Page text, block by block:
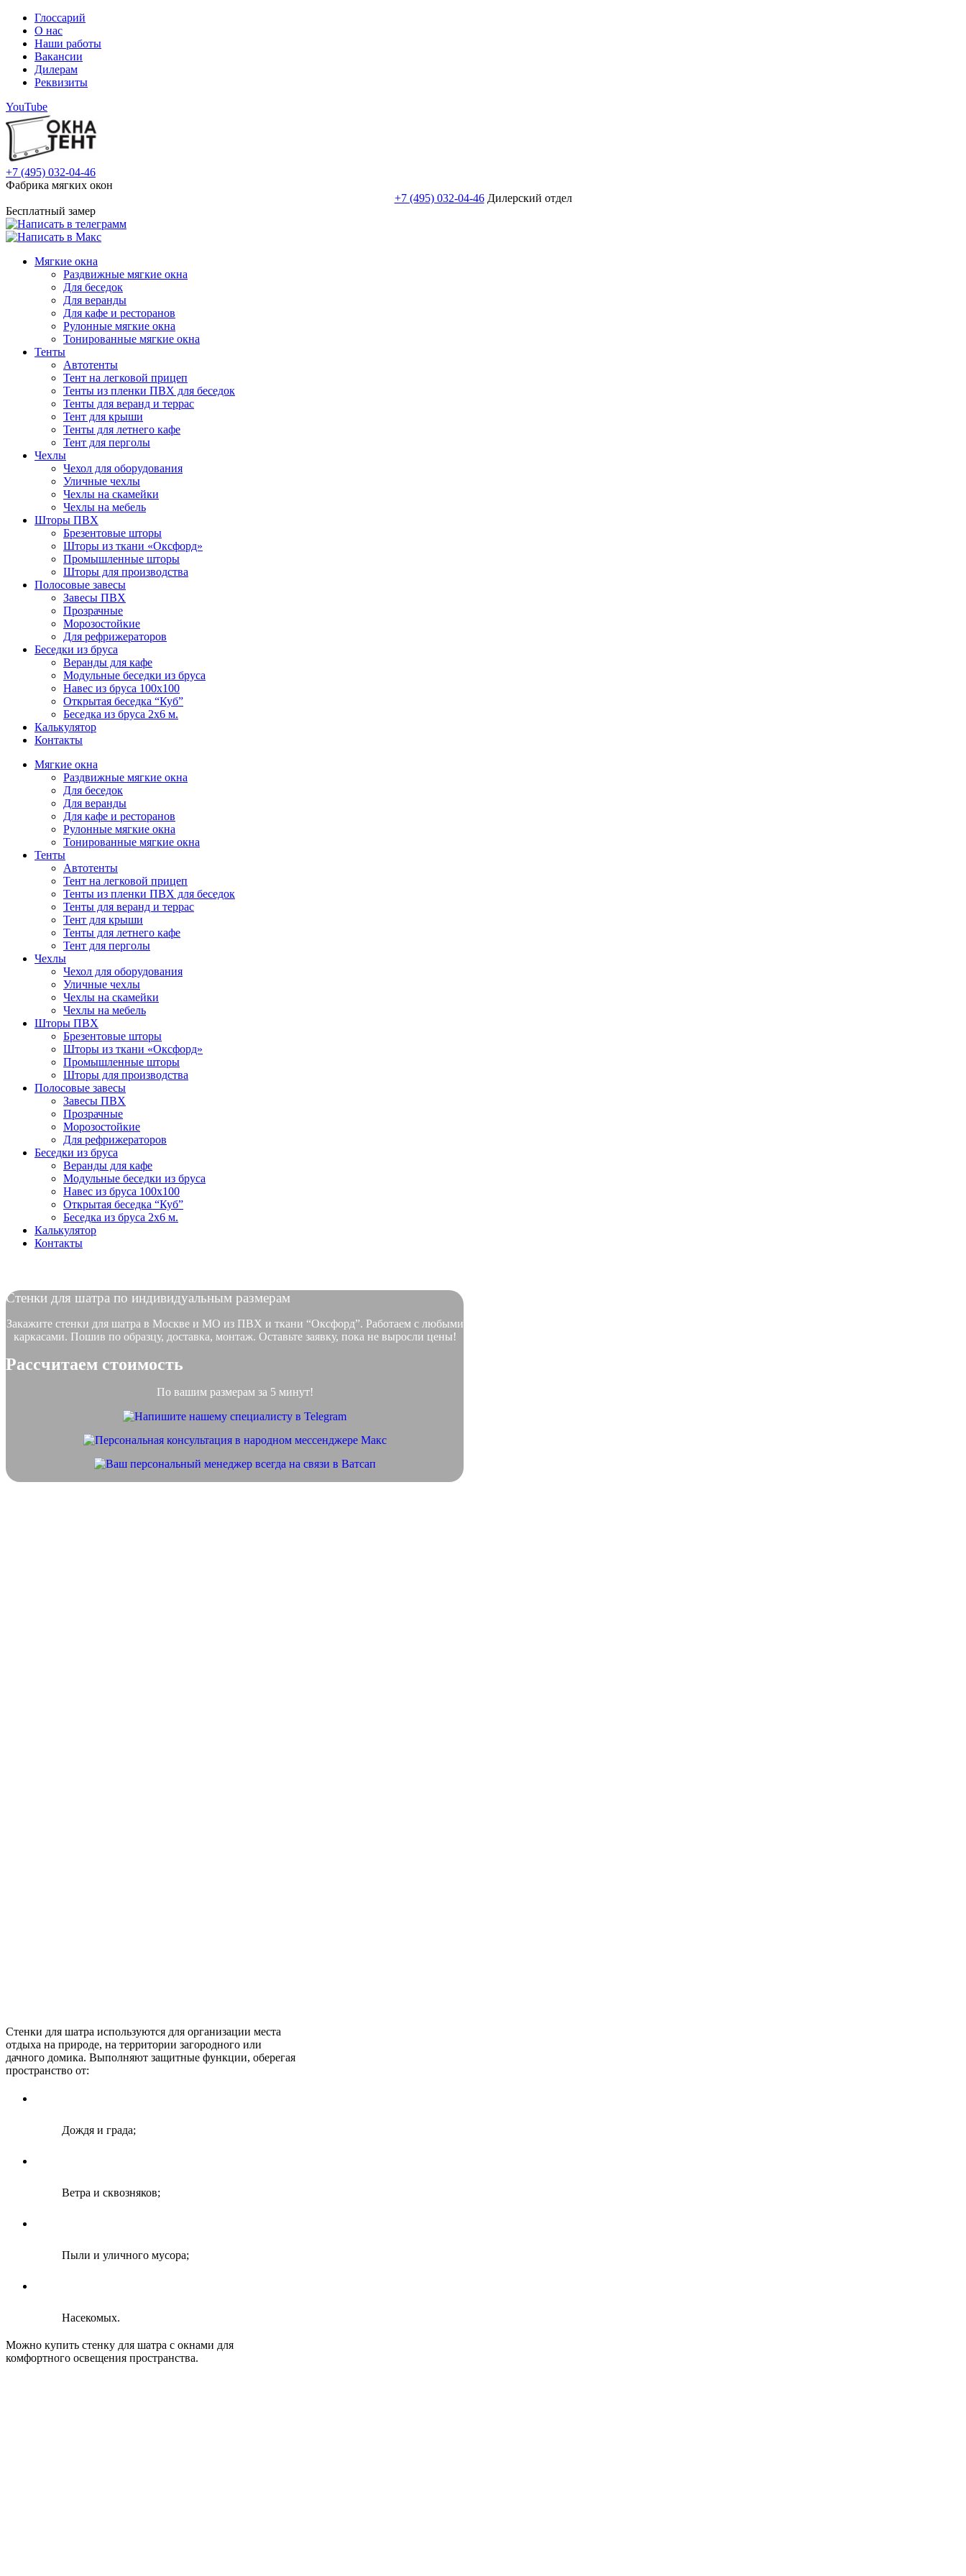
Глоссарий
О нас
Наши работы
Вакансии
Дилерам
Реквизиты
YouTube
+7 (495) 032-04-46
Фабрика мягких окон
+7 (495) 032-04-46 Дилерский отдел
Бесплатный замер
Мягкие окна
Раздвижные мягкие окна
Для беседок
Для веранды
Для кафе и ресторанов
Рулонные мягкие окна
Тонированные мягкие окна
Тенты
Автотенты
Тент на легковой прицеп
Тенты из пленки ПВХ для беседок
Тенты для веранд и террас
Тент для крыши
Тенты для летнего кафе
Тент для перголы
Чехлы
Чехол для оборудования
Уличные чехлы
Чехлы на скамейки
Чехлы на мебель
Шторы ПВХ
Брезентовые шторы
Шторы из ткани «Оксфорд»
Промышленные шторы
Шторы для производства
Полосовые завесы
Завесы ПВХ
Прозрачные
Морозостойкие
Для рефрижераторов
Беседки из бруса
Веранды для кафе
Модульные беседки из бруса
Навес из бруса 100х100
Открытая беседка “Куб”
Беседка из бруса 2х6 м.
Калькулятор
Контакты
Мягкие окна
Раздвижные мягкие окна
Для беседок
Для веранды
Для кафе и ресторанов
Рулонные мягкие окна
Тонированные мягкие окна
Тенты
Автотенты
Тент на легковой прицеп
Тенты из пленки ПВХ для беседок
Тенты для веранд и террас
Тент для крыши
Тенты для летнего кафе
Тент для перголы
Чехлы
Чехол для оборудования
Уличные чехлы
Чехлы на скамейки
Чехлы на мебель
Шторы ПВХ
Брезентовые шторы
Шторы из ткани «Оксфорд»
Промышленные шторы
Шторы для производства
Полосовые завесы
Завесы ПВХ
Прозрачные
Морозостойкие
Для рефрижераторов
Беседки из бруса
Веранды для кафе
Модульные беседки из бруса
Навес из бруса 100х100
Открытая беседка “Куб”
Беседка из бруса 2х6 м.
Калькулятор
Контакты
Стенки для шатра по индивидуальным размерам
Закажите стенки для шатра в Москве и МО из ПВХ и ткани “Оксфорд”. Работаем с любыми
каркасами. Пошив по образцу, доставка, монтаж. Оставьте заявку, пока не выросли цены!
Рассчитаем стоимость
По вашим размерам за 5 минут!
Стенки для шатра используются для организации места
отдыха на природе, на территории загородного или
дачного домика. Выполняют защитные функции, оберегая
пространство от:
Дождя и града;
Ветра и сквозняков;
Пыли и уличного мусора;
Насекомых.
Можно купить стенку для шатра с окнами для
комфортного освещения пространства.